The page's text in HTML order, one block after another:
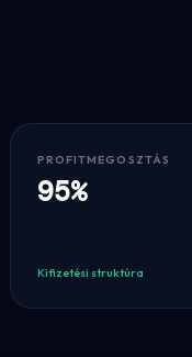
PROFITMEGOSZTÁS
95%
Kifizetési struktúra